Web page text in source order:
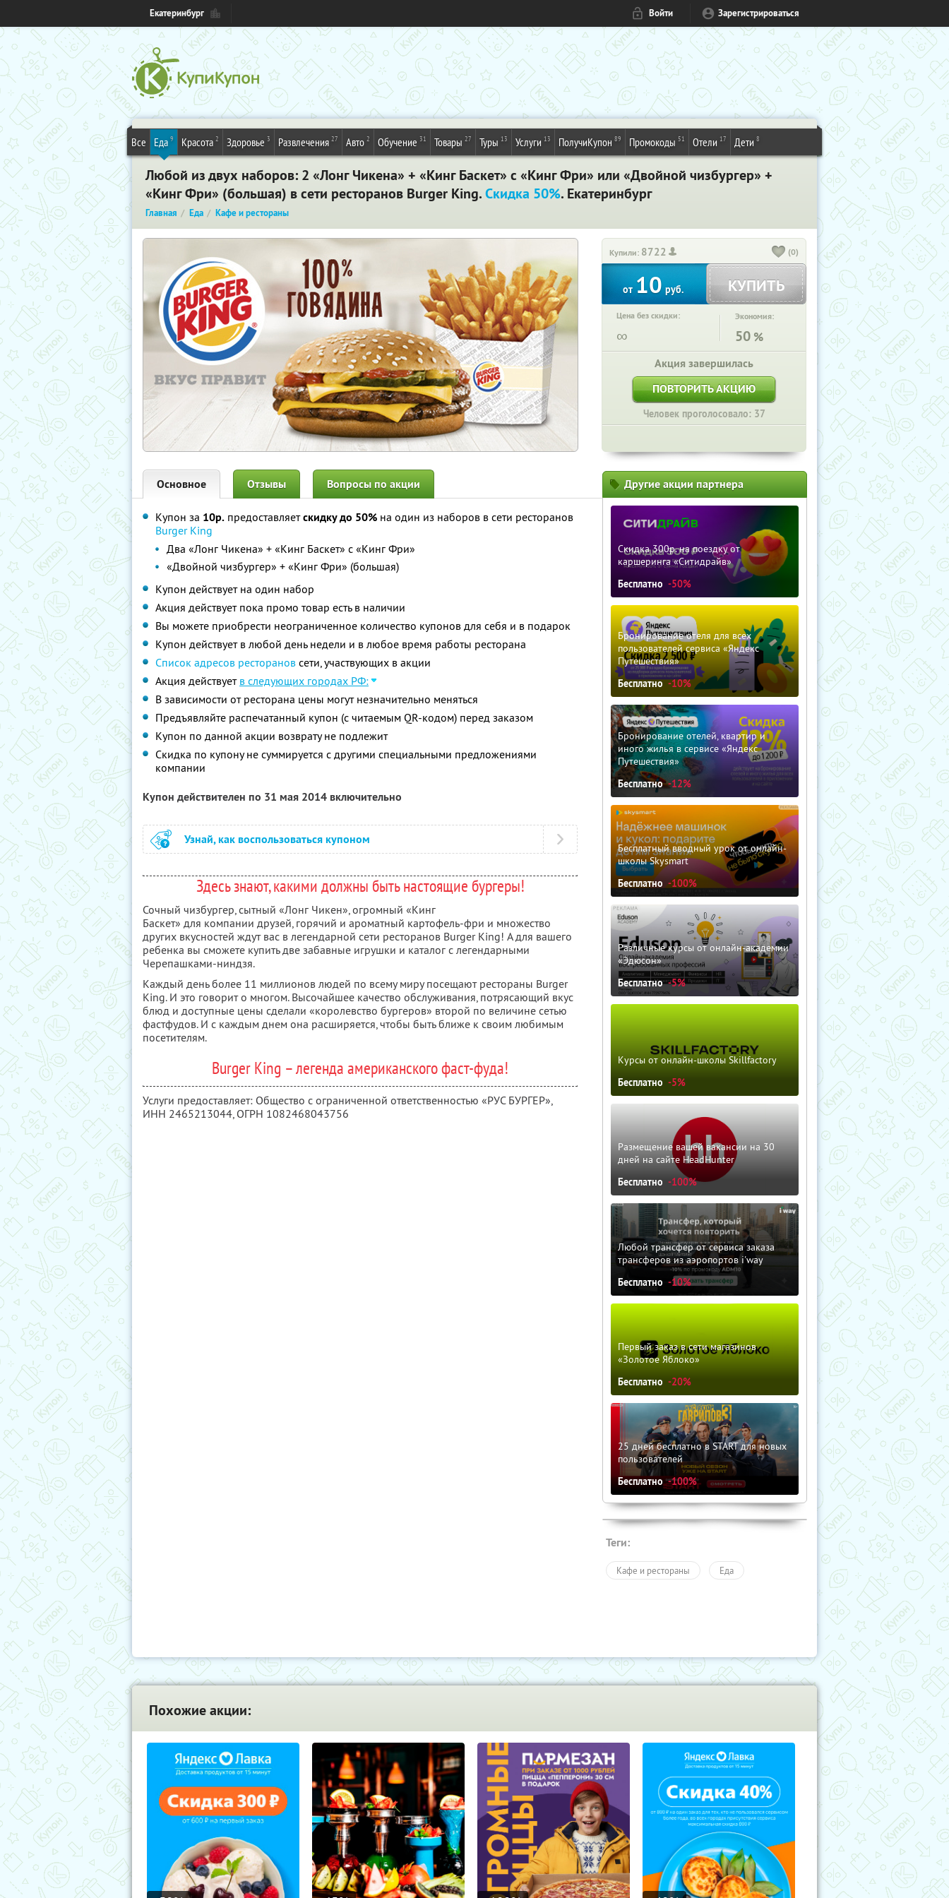
Екатеринбург Войти Зарегистрироваться
Все Еда 9 Красота 2 Здоровье 3 Развлечения 27 Авто 2 Обучение 31 Товары 27 Туры 13 Услуги 13 ПолучиКупон 89 Промокоды 51 Отели 17 Дети 8
Любой из двух наборов: 2 «Лонг Чикена» + «Кинг Баскет» с «Кинг Фри» или «Двойной чизбургер» +
«Кинг Фри» (большая) в сети ресторанов Burger King.Скидка 50%. Екатеринбург
Главная Еда Кафе и рестораны
Купили: 8722 (0)
от 10руб. КУПИТЬ
Цена без скидки:
∞
Экономия:
50 %
Акция завершилась
ПОВТОРИТЬ АКЦИЮ
Человек проголосовало: 37
Основное Отзывы Вопросы по акции
Купон за 10р. предоставляетскидку до 50% на один из наборов в сети ресторанов
Burger King
Два «Лонг Чикена» + «Кинг Баскет» с «Кинг Фри»
«Двойной чизбургер» + «Кинг Фри» (большая)
Купон действует на один набор
Акция действует пока промо товар есть в наличии
Вы можете приобрести неограниченное количество купонов для себя и в подарок
Купон действует в любой день недели и в любое время работы ресторана
Список адресов ресторанов сети, участвующих в акции
Акция действует в следующих городах РФ:
В зависимости от ресторана цены могут незначительно меняться
Предъявляйте распечатанный купон (с читаемым QR-кодом) перед заказом
Купон по данной акции возврату не подлежит
Скидка по купону не суммируется с другими специальными предложениями
компании
Купон действителен по 31 мая 2014 включительно
Узнай, как воспользоваться купоном
Здесь знают, какими должны быть настоящие бургеры!
Сочный чизбургер, сытный «Лонг Чикен», огромный «Кинг
Баскет» для компании друзей, горячий и ароматный картофель-фри и множество
других вкусностей ждут вас в легендарной сети ресторанов Burger King! А для вашего
ребенка вы сможете купить две забавные игрушки и каталог с легендарными
Черепашками-ниндзя.
Каждый день более 11 миллионов людей по всему миру посещают рестораны Burger
King. И это говорит о многом. Высочайшее качество обслуживания, потрясающий вкус
блюд и доступные цены сделали «королевство бургеров» второй по величине сетью
фастфудов. И с каждым днем она расширяется, чтобы быть ближе к своим любимым
посетителям.
Burger King – легенда американского фаст-фуда!
Услуги предоставляет: Общество с ограниченной ответственностью «РУС БУРГЕР»,
ИНН 2465213044, ОГРН 1082468043756
Другие акции партнера
Скидка 300р. на поездку от
каршеринга «Ситидрайв»
Бесплатно -50%
Бронирование отеля для всех
пользователей сервиса «Яндекс
Путешествия»
Бесплатно -10%
Бронирование отелей, квартир и
иного жилья в сервисе «Яндекс
Путешествия»
Бесплатно -12%
Бесплатный вводный урок от онлайн-
школы Skysmart
Бесплатно -100%
Различные курсы от онлайн-академии
«Эдюсон»
Бесплатно -5%
Курсы от онлайн-школы Skillfactory
Бесплатно -5%
Размещение вашей вакансии на 30
дней на сайте HeadHunter
Бесплатно -100%
Любой трансфер от сервиса заказа
трансферов из аэропортов i'way
Бесплатно -10%
Первый заказ в сети магазинов
«Золотое Яблоко»
Бесплатно -20%
25 дней бесплатно в START для новых
пользователей
Бесплатно -100%
Теги:
Кафе и рестораны Еда
Похожие акции: